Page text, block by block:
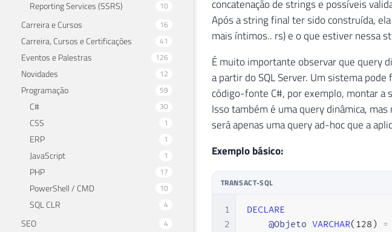
Reporting Services (SSRS) 10
Carreira e Cursos 16
Carreira, Cursos e Certificações 41
Eventos e Palestras 126
Novidades 12
Programação 59
C# 30
CSS 1
ERP 1
JavaScript 1
PHP 17
PowerShell / CMD 10
SQL CLR 4
SEO 4
concatenação de strings e possíveis
Após a string final ter sido construída, ela
mais íntimos.. rs) e o que estiver nessa
É muito importante observar que query
a partir do SQL Server. Um sistema
código-fonte C#, por exemplo, montar a
Isso também é uma query dinâmica,
será apenas uma query ad-hoc que a
Exemplo básico:
TRANSACT-SQL
1
2
DECLARE
@Objeto VARCHAR( 128 ) =